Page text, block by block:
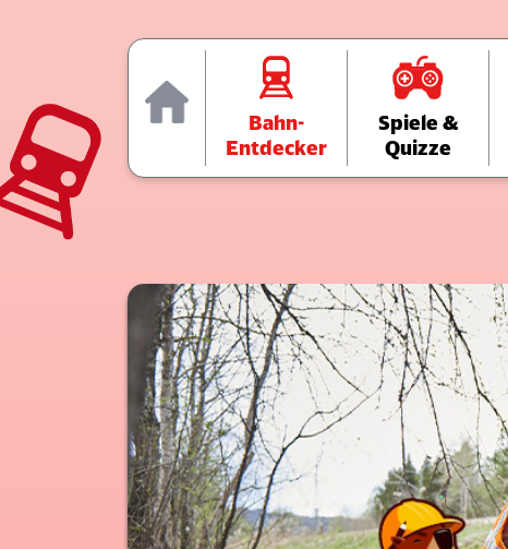
Home
Bahn-
Entdecker
Spiele &
Quizze